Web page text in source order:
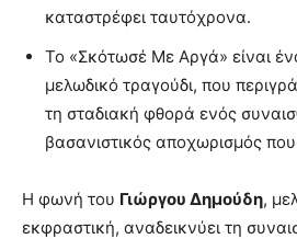
καταστρέφει ταυτόχρονα.
Το «Σκότωσέ Με Αργά» είναι
μελωδικό τραγούδι, που
τη σταδιακή φθορά ενός
βασανιστικός αποχωρισμός που
Η φωνή του Γιώργου Δημούδη,
εκφραστική, αναδεικνύει τη